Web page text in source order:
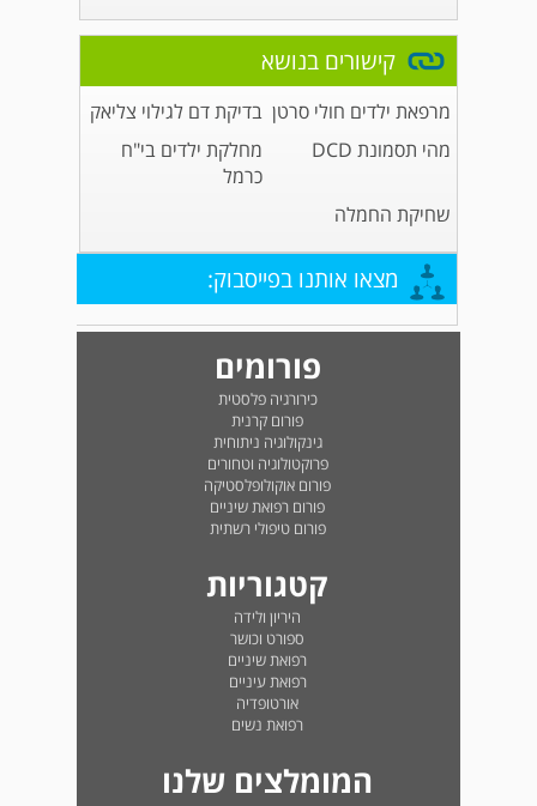
קישורים בנושא
מרפאת ילדים חולי סרטן בדיקת דם לגילוי צליאק
מהי תסמונת DCD
מחלקת ילדים בי"ח
כרמל
שחיקת החמלה
מצאו אותנו בפייסבוק:
פורומים
כירורגיה פלסטית
פורום קרנית
גינקולוגיה ניתוחית
פרוקטולוגיה וטחורים
פורום אוקולופלסטיקה
פורום רפואת שיניים
פורום טיפולי רשתית
קטגוריות
היריון ולידה
ספורט וכושר
רפואת שיניים
רפואת עיניים
אורטופדיה
רפואת נשים
המומלצים שלנו